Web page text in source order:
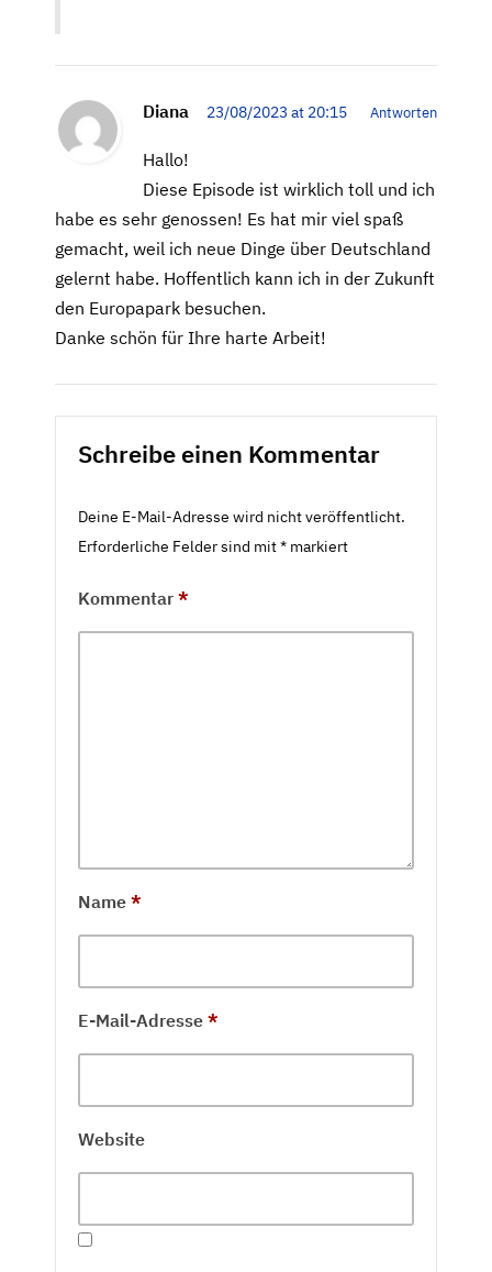
Diana 23/08/2023 at 20:15 Antworten
Hallo!
Diese Episode ist wirklich toll und ich
habe es sehr genossen! Es hat mir viel spaß
gemacht, weil ich neue Dinge über Deutschland
gelernt habe. Hoffentlich kann ich in der Zukunft
den Europapark besuchen.
Danke schön für Ihre harte Arbeit!
Schreibe einen Kommentar
Deine E-Mail-Adresse wird nicht veröffentlicht.
Erforderliche Felder sind mit* markiert
Kommentar *
Name *
E-Mail-Adresse *
Website